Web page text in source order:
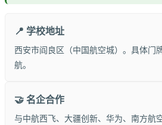
📍 学校地址
西安市阎良区（中国航空城）。具体门
航。
🤝 名企合作
与中航西飞、大疆创新、华为、南方航